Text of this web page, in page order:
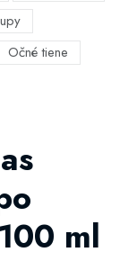
Očné tiene
ml